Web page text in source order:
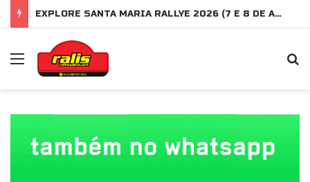
EXPLORE SANTA MARIA RALLYE 2026 (7 E 8 DE AGOSTO)
Menu